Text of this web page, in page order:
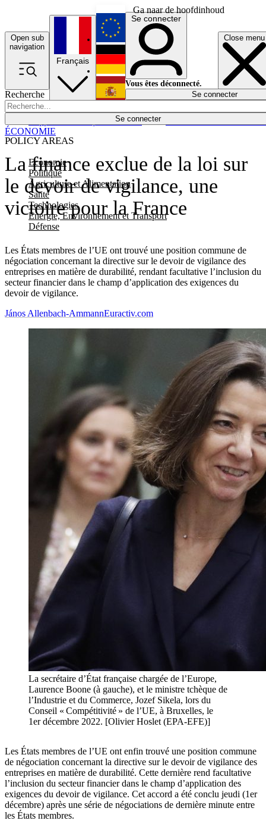
Ga naar de hoofdinhoud
Open sub
navigation
Close menu
Recherche
Se connecter
POLICY AREAS
Economie
Politique
Agriculture et Alimentation
Santé
Technologies
Energie, Environnement et Transport
Défense
Économie
Français
English
Deutsch
Español
Se connecter
Vous êtes déconnecté.
Se connecter
La finance exclue de la loi sur
le devoir de vigilance, une
victoire pour la France
Les États membres de l’UE ont trouvé une position commune de
négociation concernant la directive sur le devoir de vigilance des
entreprises en matière de durabilité, rendant facultative l’inclusion du
secteur financier dans le champ d’application des exigences du
devoir de vigilance.
ÉCONOMIE
János Allenbach-AmmannEuractiv.com
La secrétaire d’État française chargée de l’Europe,
Laurence Boone (à gauche), et le ministre tchèque de
l’Industrie et du Commerce, Jozef Sikela, lors du
Conseil « Compétitivité » de l’UE, à Bruxelles, le
1er décembre 2022. [Olivier Hoslet (EPA-EFE)]
Les États membres de l’UE ont enfin trouvé une position commune
de négociation concernant la directive sur le devoir de vigilance des
entreprises en matière de durabilité. Cette dernière rend facultative
l’inclusion du secteur financier dans le champ d’application des
exigences du devoir de vigilance. Cet accord a été conclu jeudi (1er
décembre) après une série de négociations de dernière minute entre
les États membres.